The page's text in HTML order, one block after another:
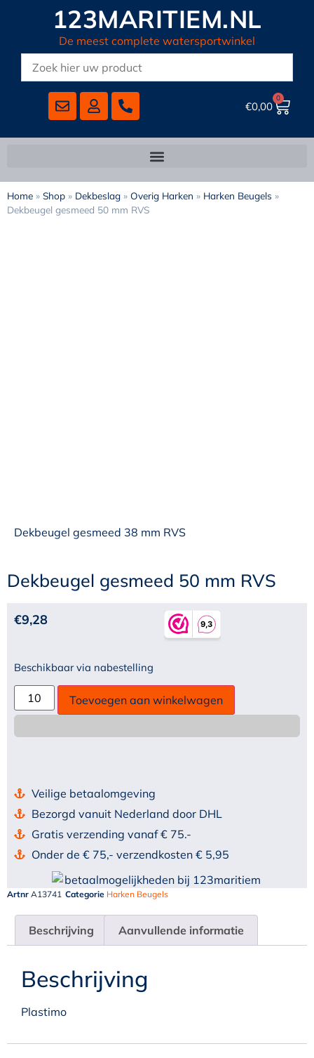
123MARITIEM.NL
De meest complete watersportwinkel
€0,00
0
Home » Shop » Dekbeslag » Overig Harken » Harken Beugels »
Dekbeugel gesmeed 50 mm RVS
Dekbeugel gesmeed 38 mm RVS
Dekbeugel gesmeed 50 mm RVS
€9,28
Beschikbaar via nabestelling
Toevoegen aan winkelwagen
Veilige betaalomgeving
Bezorgd vanuit Nederland door DHL
Gratis verzending vanaf € 75.-
Onder de € 75,- verzendkosten € 5,95
Artnr A13741 Categorie Harken Beugels
Beschrijving Aanvullende informatie
Beschrijving
Plastimo